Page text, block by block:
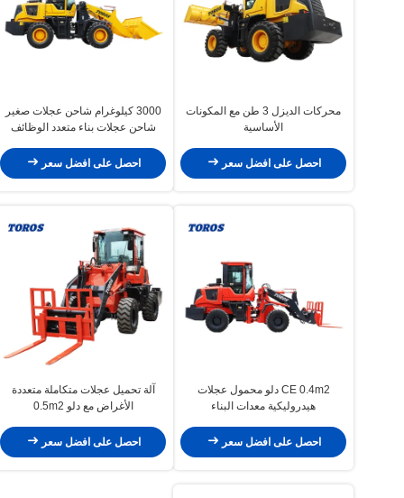
محركات الديزل 3 طن مع المكونات
الأساسية
احصل على افضل سعر
3000 كيلوغرام شاحن عجلات صغير
شاحن عجلات بناء متعدد الوظائف
احصل على افضل سعر
CE 0.4m2 دلو محمول عجلات
هيدروليكية معدات البناء
احصل على افضل سعر
آلة تحميل عجلات متكاملة متعددة
الأغراض مع دلو 0.5m2
احصل على افضل سعر